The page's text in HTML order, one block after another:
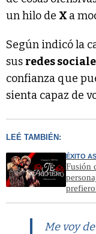
un hilo de X a
Según indicó la
sus redes
confianza que
sienta capaz de
LEÉ TAMBIÉN:
ÉXITO
Fusión
Me voy